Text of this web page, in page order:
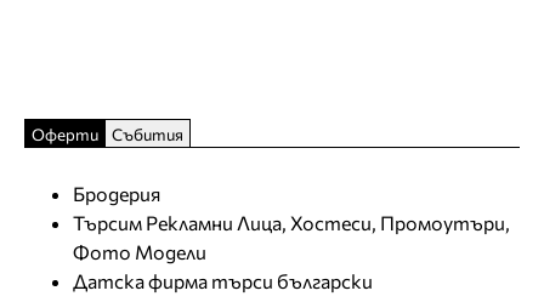
Оферти Събития
Бродерия
Търсим Рекламни Лица, Хостеси, Промоутъри,
Фото Модели
Датска фирма търси български